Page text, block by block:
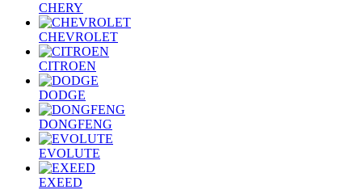
CHERY
CHEVROLET
CITROEN
DODGE
DONGFENG
EVOLUTE
EXEED